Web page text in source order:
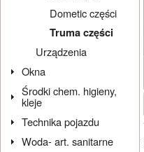
Dometic części
Truma części
Urządzenia
Okna
Środki chem. higieny,
kleje
Technika pojazdu
Woda- art. sanitarne